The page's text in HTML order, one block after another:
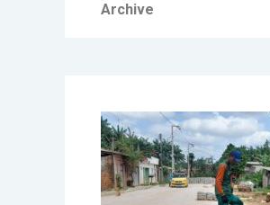
Archive